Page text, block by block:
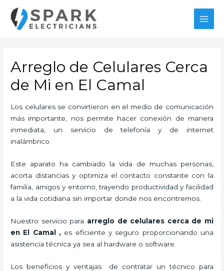
contenido
Arreglo de Celulares Cerca
de Mi en El Camal
Los celulares se convirtieron en el medio de comunicación
más importante, nos permite hacer conexión de manera
inmediata, un servicio de telefonía y de internet
inalámbrico.
Este aparato ha cambiado la vida de muchas personas,
acorta distancias y optimiza el contacto constante con la
familia, amigos y entorno, trayendo productividad y facilidad
a la vida cotidiana sin importar donde nos encontremos.
Nuestro servicio para arreglo de celulares cerca de mi
en El Camal
, es eficiente y seguro proporcionando una
asistencia técnica ya sea al hardware o software.
Los beneficios y ventajas de contratar un técnico para